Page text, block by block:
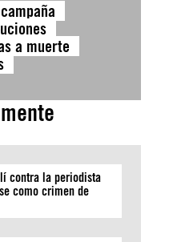
a muerte
contra la periodista
como crimen de